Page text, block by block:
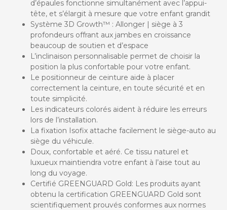
d’épaules fonctionne simultanément avec l’appui-
tête, et s’élargit à mesure que votre enfant grandit
Système 3D Growth™ : Allonger | siège à 3
profondeurs offrant aux jambes en croissance
beaucoup de soutien et d’espace
L’inclinaison personnalisable permet de choisir la
position la plus confortable pour votre enfant.
Le positionneur de ceinture aide à placer
correctement la ceinture, en toute sécurité et en
toute simplicité.
Les indicateurs colorés aident à réduire les erreurs
lors de l’installation.
La fixation Isofix attache facilement le siège-auto au
siège du véhicule.
Doux, confortable et aéré. Ce tissu naturel et
luxueux maintiendra votre enfant à l’aise tout au
long du voyage.
Certifié GREENGUARD Gold: Les produits ayant
obtenu la certification GREENGUARD Gold sont
scientifiquement prouvés conformes aux normes